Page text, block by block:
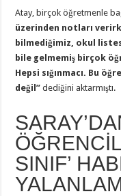
Atay, birçok öğretmenle
üzerinden notları
bilmediğimiz, okul
bile gelmemiş birçok
Hepsi sığınmacı. Bu
değil” dediğini aktarmıştı.
SINIF’